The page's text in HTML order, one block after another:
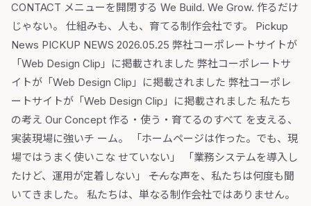
CONTACT メニューを開閉する We Build. We Grow. 作るだけ
じゃない。 仕組みも、人も、育てる制作会社です。 Pickup
News PICKUP NEWS 2026.05.25 弊社コーポレートサイトが
「Web Design Clip」に掲載されました 弊社コーポレートサ
イトが「Web Design Clip」に掲載されました 弊社コーポレ
ートサイトが「Web Design Clip」に掲載されました 私たち
の考え Our Concept 作る・使う・育てるのすべて を支える、
実装現場に強いチ ーム。 「ホームページは作った。でも、現
場ではうまく使いこな せていない」 「業務システムを導入し
たけど、運用が定着しない」 ――そんな声を、私たちは何度も聞
いてきました。 私たちは、単なる制作会社ではありません。